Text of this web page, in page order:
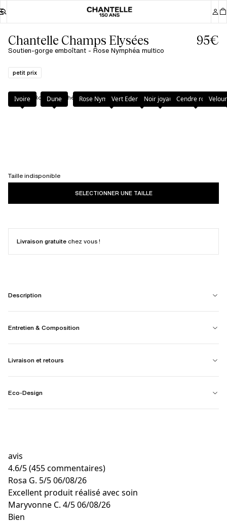
Chantelle Champs Elysées
Soutien-gorge emboîtant - Rose Nymphéa multico
95€
petit prix
Couleur Rose Nymphéa multico
Ivoire Dune Rose Nymphéa multicoVert Eden Multicolore
Noir joyaux Cendre rosée
Taille indisponible
SELECTIONNER UNE TAILLE
Livraison gratuite chez vous !
Description
Entretien & Composition
Livraison et retours
Eco-Design
avis
4.6/5(455 commentaires)
Rosa G. 5/506/08/26
Excellent produit réalisé avec soin
Maryvonne C. 4/506/08/26
Bien